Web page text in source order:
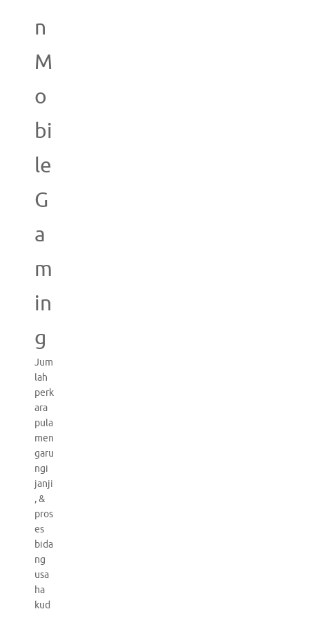
n
M
o
bi
le
G
a
m
in
g
Jum
lah
perk
ara
pula
men
garu
ngi
janji
, &
pros
es
bida
ng
usa
ha
kud